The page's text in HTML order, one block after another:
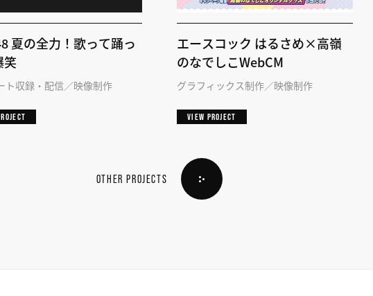
夏の全力！歌って踊っ
笑
ト収録・配信 映像制作
エースコック はるさめ×高嶺
のなでしこWebCM
グラフィックス制作 映像制作
VIEW PROJECT
OTHER PROJECTS